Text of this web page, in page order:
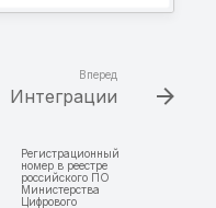
Возможность
директории
при работе с zip-
Хранение данных от
сторонних сервисов в
Вперед
Интеграции
Регистрационный
номер в реестре
российского ПО
Министерства
Цифрового